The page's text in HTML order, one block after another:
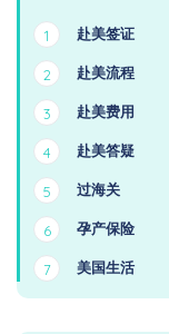
1 赴美签证
2 赴美流程
3 赴美费用
4 赴美答疑
5 过海关
6 孕产保险
7 美国生活